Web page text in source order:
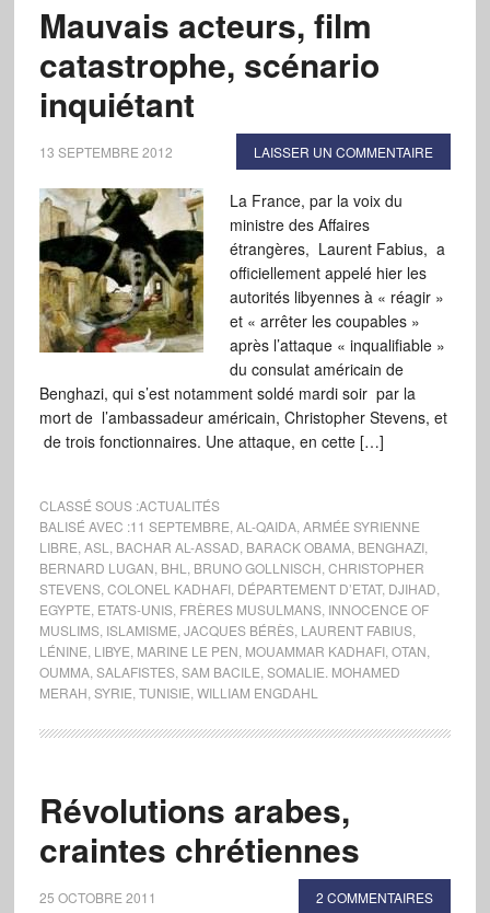
Mauvais acteurs, film
catastrophe, scénario
inquiétant
13 SEPTEMBRE 2012 LAISSER UN COMMENTAIRE
La France, par la voix du
ministre des Affaires
étrangères, Laurent Fabius, a
officiellement appelé hier les
autorités libyennes à « réagir »
et « arrêter les coupables »
après l’attaque « inqualifiable »
du consulat américain de
Benghazi, qui s’est notamment soldé mardi soir par la
mort de l’ambassadeur américain, Christopher Stevens, et
de trois fonctionnaires. Une attaque, en cette […]
CLASSÉ SOUS :ACTUALITÉS
BALISÉ AVEC :11 SEPTEMBRE AL-QAIDA, ARMÉE SYRIENNE
LIBRE ASL BACHAR AL-ASSAD BARACK OBAMA, BENGHAZI,
BERNARD LUGAN BHL BRUNO GOLLNISCH CHRISTOPHER
STEVENS, COLONEL KADHAFI, DÉPARTEMENT D’ETAT, DJIHAD
EGYPTE ETATS-UNIS, FRÈRES MUSULMANS, INNOCENCE OF
MUSLIMS, ISLAMISME JACQUES BÉRÈS, LAURENT FABIUS,
LÉNINE LIBYE MARINE LE PEN MOUAMMAR KADHAFI, OTAN
OUMMA, SALAFISTES, SAM BACILE SOMALIE. MOHAMED
MERAH SYRIE TUNISIE WILLIAM ENGDAHL
Révolutions arabes,
craintes chrétiennes
25 OCTOBRE 2011 2 COMMENTAIRES